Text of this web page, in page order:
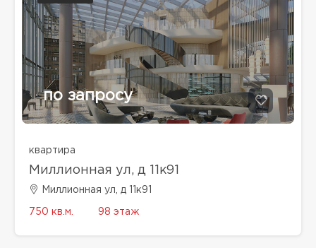
по запросу
квартира
Миллионная ул, д 11к91
Миллионная ул, д 11к91
750 кв.м. 98 этаж